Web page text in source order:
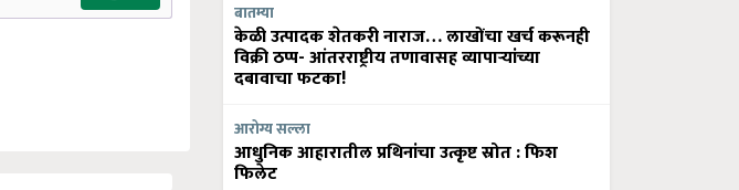
बातम्या
केळी उत्पादक शेतकरी नाराज… लाखोंचा खर्च करूनही
विक्री ठप्प- आंतरराष्ट्रीय तणावासह व्यापाऱ्यांच्या
दबावाचा फटका!
आरोग्य सल्ला
आधुनिक आहारातील प्रथिनांचा उत्कृष्ट स्रोत : फिश
फिलेट